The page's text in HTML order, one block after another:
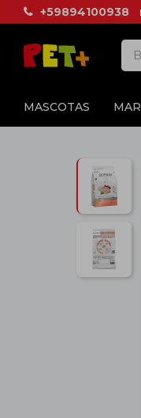
MASCOTAS
+59894100938